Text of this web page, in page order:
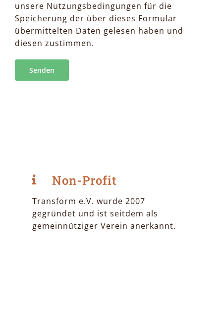
unsere Nutzungsbedingungen für die
Speicherung der über dieses Formular
übermittelten Daten gelesen haben und
diesen zustimmen.
Non-Profit
Transform e.V. wurde 2007
gegründet und ist seitdem als
gemeinnütziger Verein anerkannt.